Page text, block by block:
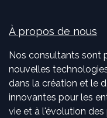
À propos de nous
Nos consultants sont
nouvelles
dans la création et le
innovantes pour les
vie et à l'évolution